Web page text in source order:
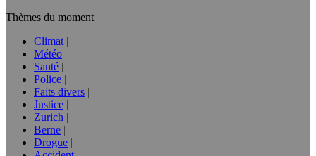
Thèmes du moment
Climat
Météo
Santé
Police
Faits divers
Justice
Zurich
Berne
Drogue